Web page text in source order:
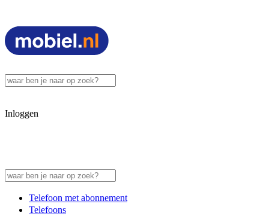
Inloggen
Telefoon met abonnement
Telefoons